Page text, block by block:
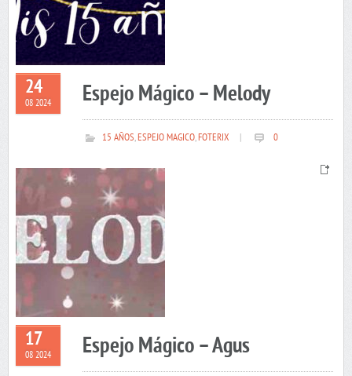
24
08 2024 Espejo Mágico – Melody
15 AÑOS,ESPEJO MAGICO,FOTERIX 0
17
08 2024 Espejo Mágico – Agus